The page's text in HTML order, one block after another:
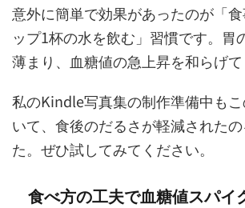
意外に簡単で効果があったのが「
ップ1杯の水を飲む」習慣です。胃
薄まり、血糖値の急上昇を和らげて
私のKindle写真集の制作準備中も
いて、食後のだるさが軽減された
た。ぜひ試してみてください。
食べ方の工夫で血糖値スパイ